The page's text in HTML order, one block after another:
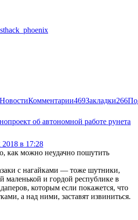
НовостиКомментарии469Закладки266
об автономной работе рунета
2018 в 17:28
как можно неудачно пошутить
с нагайками — тоже шутники,
маленькой и гордой республике в
которым если покажется, что
а над ними, заставят извиниться.